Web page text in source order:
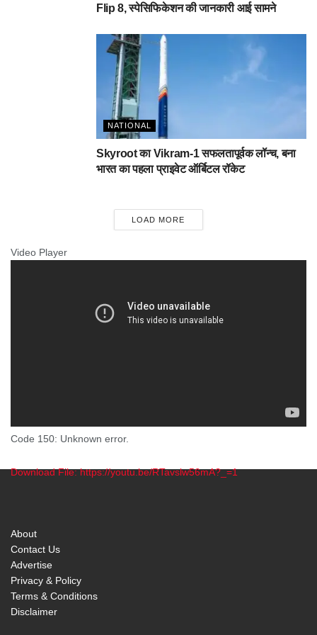
Flip 8, स्पेसिफिकेशन की जानकारी आई सामने
NATIONAL
Skyroot का Vikram-1 सफलतापूर्वक लॉन्च, बना
भारत का पहला प्राइवेट ऑर्बिटल रॉकेट
LOAD MORE
Video Player
Code 150: Unknown error.
Download File: https://youtu.be/RTavslw56mA?_=1
About
Contact Us
Advertise
Privacy & Policy
Terms & Conditions
Disclaimer